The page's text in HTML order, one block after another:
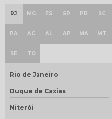
RJ MG ES SP PR SC
PA AC AL AP MA MT
SE TO
Rio de Janeiro
Duque de Caxias
Niterói